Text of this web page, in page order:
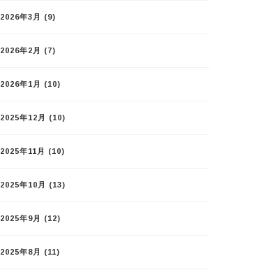
2026年3月 (9)
2026年2月 (7)
2026年1月 (10)
2025年12月 (10)
2025年11月 (10)
2025年10月 (13)
2025年9月 (12)
2025年8月 (11)